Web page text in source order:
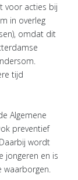
voor acties bij
in overleg
omdat dit
tijd
Algemene
preventief
wordt
jongeren en is